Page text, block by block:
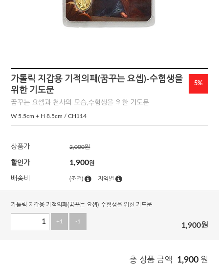
가톨릭 지갑용 기적의패(꿈꾸는 요셉)-수험생을
위한 기도문
꿈꾸는 요셉과 천사의 모습,수험생을 위한 기도문
W 5.5cm + H 8.5cm / CH114
5%
상품가 2,000원
할인가 1,900원
배송비 (조건) 지역별
가톨릭 지갑용 기적의패(꿈꾸는 요셉)-수험생을 위한 기도문
+1 -1 1,900원
총 상품 금액 1,900 원